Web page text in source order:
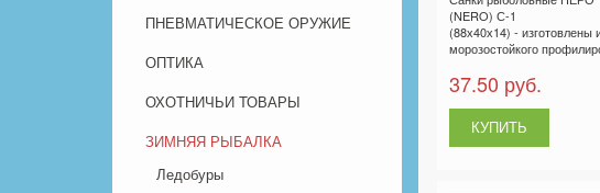
ПНЕВМАТИЧЕСКОЕ ОРУЖИЕ
ОПТИКА
ОХОТНИЧЬИ ТОВАРЫ
ЗИМНЯЯ РЫБАЛКА
Ледобуры
(NERO) С-1
(88х40х14) - изготовлены
морозостойкого
37.50 руб.